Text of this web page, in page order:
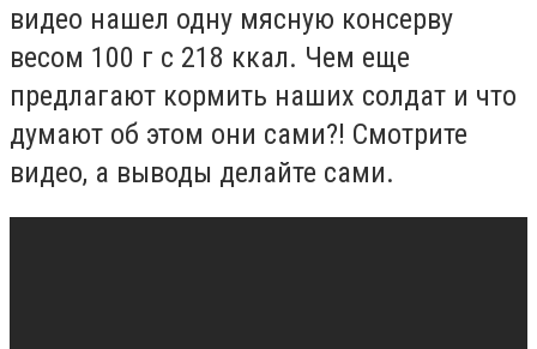
видео нашел одну мясную консерву
весом 100 г с 218 ккал. Чем еще
предлагают кормить наших солдат и что
думают об этом они сами?! Смотрите
видео, а выводы делайте сами.